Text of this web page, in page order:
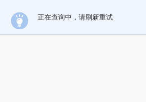
正在查询中，请刷新重试